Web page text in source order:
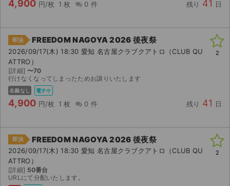
サイト情報
チケットジャム運営会社
プライバシーポリシー
特定商取引法に基づく表記
4,900 円/枚 1 枚 0 件 残り 41 日
即決 FREEDOM NAGOYA 2026 後夜祭
2026/09/17(木) 18:30 愛知 名古屋クラブクアトロ（CLUB QU
ATTRO）
[詳細] 〜70
行けなくなってしまったためお譲りいたします
名義なし 電チケ
4,900 円/枚 1 枚 0 件 残り 41 日
2
即決 FREEDOM NAGOYA 2026 後夜祭
2026/09/17(木) 18:30 愛知 名古屋クラブクアトロ（CLUB QU
ATTRO）
[詳細] 50番台
URLにて分配いたします。
2